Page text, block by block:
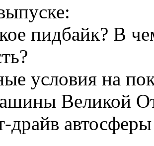
пидбайк? В
условия на
Великой
драйв автосферы